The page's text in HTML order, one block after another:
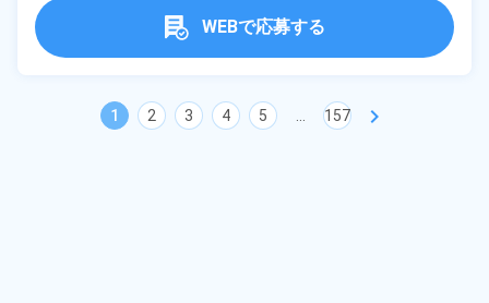
WEBで応募する
1 2 3 4 5 157 chevron_right